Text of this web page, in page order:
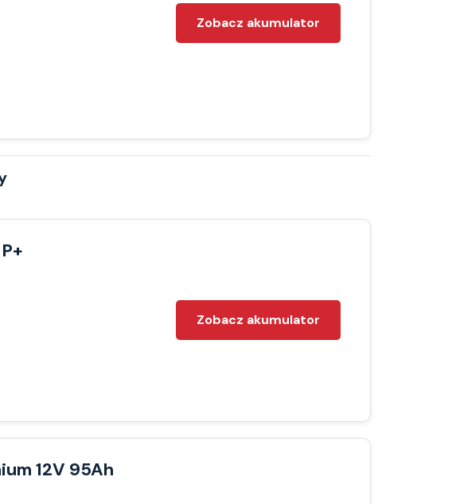
Zobacz akumulator
Zobacz akumulator
12V 95Ah